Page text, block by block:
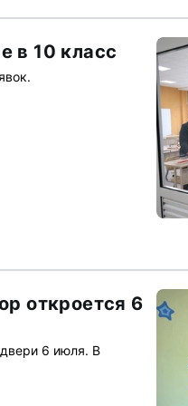
в 10 класс
откроется 6
6 июля. В